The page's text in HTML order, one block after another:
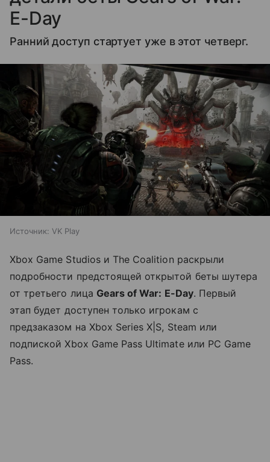
E-Day
Ранний доступ стартует уже в этот четверг.
Источник: VK Play
Xbox Game Studios и The Coalition раскрыли
подробности предстоящей открытой беты шутера
от третьего лица Gears of War: E-Day. Первый
этап будет доступен только игрокам с
предзаказом на Xbox Series X|S, Steam или
подпиской Xbox Game Pass Ultimate или PC Game
Pass.